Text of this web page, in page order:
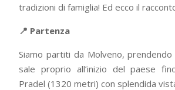
tradizioni di famiglia! Ed ecco il
📍 Partenza
Siamo partiti da Molveno, prendendo
sale proprio all’inizio del paese
Pradel (1320 metri) con splendida